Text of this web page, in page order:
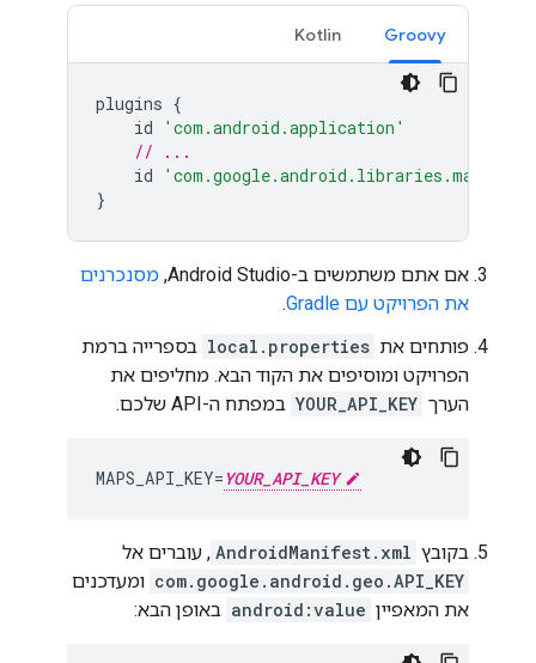
Groovy
Kotlin
plugins {
id
'com.android.application'
// ...
id
}
אם אתם משתמשים ב-Android Studio,
מסנכרנים
את הפרויקט עם Gradle
.
פותחים את local.properties בספרייה ברמת
הפרויקט ומוסיפים את הקוד הבא. מחליפים את
הערך YOUR_API_KEY במפתח ה-API שלכם.
MAPS_API_KEY= YOUR_API_KEY
בקובץ AndroidManifest.xml , עוברים אל
com.google.android.geo.API_KEY ומעדכנים
את המאפיין android:value באופן הבא: